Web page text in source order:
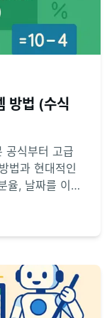
방법 (수식
공식부터 고급
법과 현대적인
율, 날짜를 이전
.